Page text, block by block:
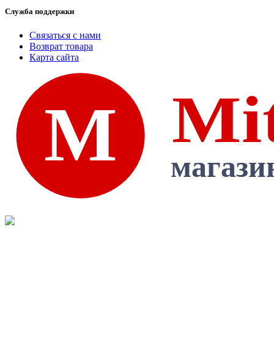
Служба поддержки
Связаться с нами
Возврат товара
Карта сайта